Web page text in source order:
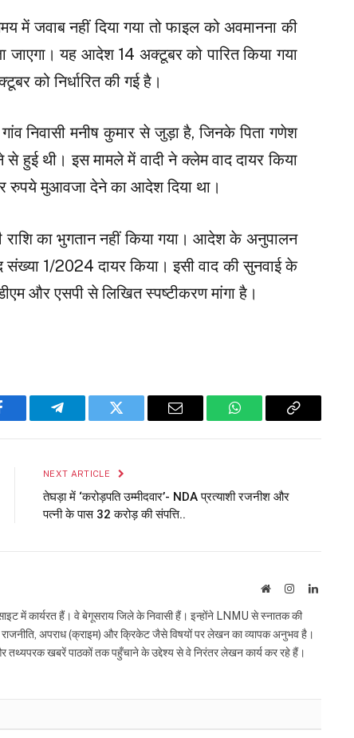
में जवाब नहीं दिया गया तो फाइल को अवमानना की
जाएगा। यह आदेश 14 अक्टूबर को पारित किया गया
को निर्धारित की गई है।
निवासी मनीष कुमार से जुड़ा है, जिनके पिता गणेश
हुई थी। इस मामले में वादी ने क्लेम वाद दायर किया
रुपये मुआवजा देने का आदेश दिया था।
का भुगतान नहीं किया गया। आदेश के अनुपालन
संख्या 1/2024 दायर किया। इसी वाद की सुनवाई के
और एसपी से लिखित स्पष्टीकरण मांगा है।
Telegram Twitter Email WhatsAppCopy
NEXT ARTICLE
तेघड़ा में ‘करोड़पति उम्मीदवार’- NDA प्रत्याशी रजनीश और
पत्नी के पास 32 करोड़ की संपत्ति..
WebsiteInstagramLinkedIn
में कार्यरत हैं। वे बेगूसराय जिले के निवासी हैं। इन्होंने LNMU से स्नातक की
राजनीति, अपराध (क्राइम) और क्रिकेट जैसे विषयों पर लेखन का व्यापक अनुभव है।
खबरें पाठकों तक पहुँचाने के उद्देश्य से वे निरंतर लेखन कार्य कर रहे हैं।